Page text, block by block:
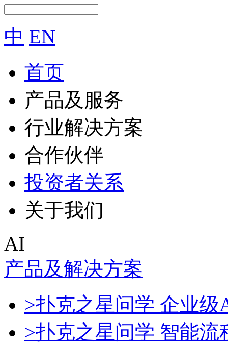
中 EN
首页
产品及服务
行业解决方案
合作伙伴
投资者关系
关于我们
AI
产品及解决方案
>扑克之星问学 企业级
>扑克之星问学 智能流